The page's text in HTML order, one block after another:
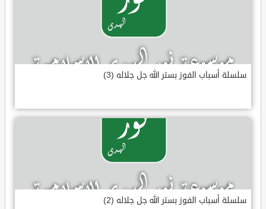
سلسلة أسباب الفوز بستر الله جل جلاله (3)
سلسلة أسباب الفوز بستر الله جل جلاله (2)